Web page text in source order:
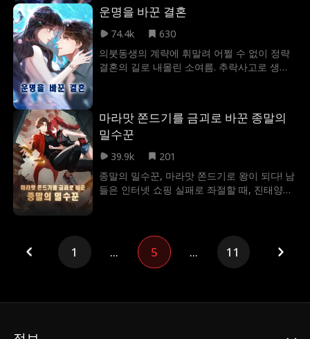
결심한다. 하지만 마제가 강림하고 여동생 소
윤아가 위험에 빠진 데다, 여제 하경황까지 간
곡히 애원하자 결국 마음을 돌린다. 소한은 위
엄과 함께 귀환하여 무제의 신통력을 발휘하
고, 끝내 주작 제국을 구원한다.
자 친구 하설과 함께 사람들 앞에서 그를 무능
하다고 모욕한다. 하지만 임묵은 그 속에서 "최
영수를 진화시키는 시대에, 임묵은 누구도 거
들떠보지 않던 애벌레를 최강의 영수, 허공청
운명을 바꾼 결혼
74.4k
630
의붓동생의 계략에 휘말려 어쩔 수 없이 정략
결혼의 길로 내몰린 소여름. 추락사고로 생을
는 재벌 총수에게 시집을 갔다. 사람들은 그녀
의 불행을 예견하며 비웃었지만, 신혼 첫날 밤,
병상에 있던 남편이 기적적으로 눈을 떴다. 그
날 이후, 그녀는 남편과 시어머니의 끝없는 사
랑을 받으며 새로운 삶을 시작했다. 그녀는 계
모와 의붓동생에게 철저히 맞서며 한 걸음 한
명문가의 아가씨로 거듭났다.
마라맛 쫀드기를 금괴로 바꾼 종말의
밀수꾼
39.9k
201
종말의 밀수꾼, 마라맛 쫀드기로 왕이 되다! 남
들은 인터넷 쇼핑 실패로 좌절할 때, 진태양은
된 진영수는 다른 사람들이 생존을 위해 발버
둥 칠 때, 고작 마라맛 쫀드기로 최첨단 기술을
1 ... 5 ... 11